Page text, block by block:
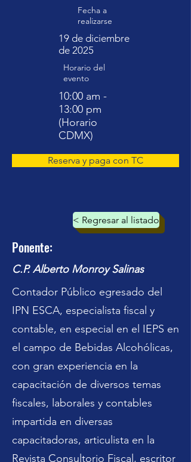
Fecha a
realizarse
19 de diciembre
de 2025
Horario del
evento
10:00 am -
13:00 pm
(Horario
CDMX)
Reserva y paga con TC
< Regresar al listado
Ponente:
C.P. Alberto Monroy Salinas
Contador Público egresado del
IPN ESCA, especialista fiscal y
contable, en especial en el IEPS en
el campo de Bebidas Alcohólicas,
con gran experiencia en la
capacitación de diversos temas
fiscales, laborales y contables
impartida en diversas
capacitadoras, articulista en la
Revista Consultorio Fiscal, escritor